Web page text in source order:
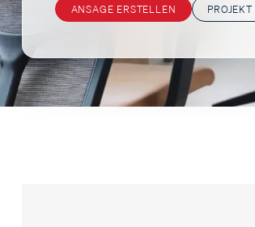
ANSAGE ERSTELLEN